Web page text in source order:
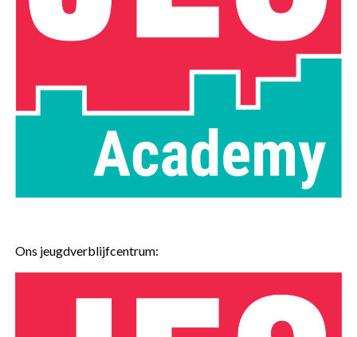
Ons jeugdverblijfcentrum: